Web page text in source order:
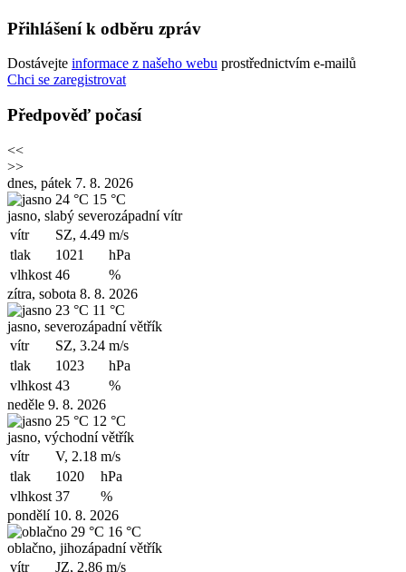
Přihlášení k odběru zpráv
Dostávejte informace z našeho webu prostřednictvím e-mailů
Chci se zaregistrovat
Předpověď počasí
<<
>>
dnes, pátek 7. 8. 2026
24 °C 15 °C
jasno, slabý severozápadní vítr
vítr
SZ, 4.49 m/s
tlak
1021
hPa
vlhkost 46
%
zítra, sobota 8. 8. 2026
23 °C 11 °C
jasno, severozápadní větřík
vítr
SZ, 3.24 m/s
tlak
1023
hPa
vlhkost 43
%
neděle 9. 8. 2026
25 °C 12 °C
jasno, východní větřík
vítr
V, 2.18 m/s
tlak
1020
hPa
vlhkost 37
%
pondělí 10. 8. 2026
29 °C 16 °C
oblačno, jihozápadní větřík
vítr
JZ, 2.86 m/s